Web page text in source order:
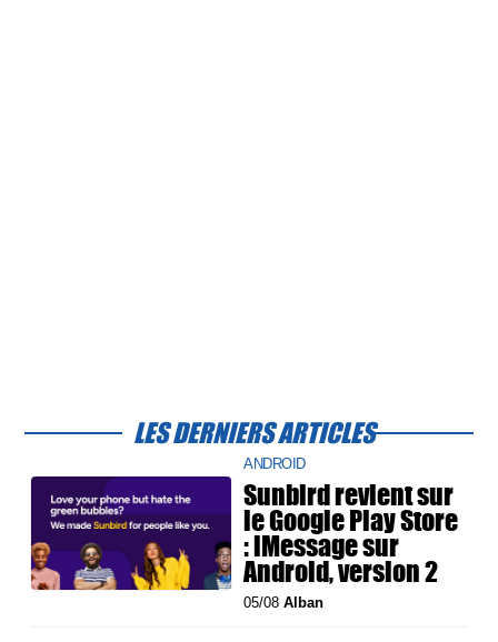
LES DERNIERS ARTICLES
ANDROID
Sunbird revient sur
le Google Play Store
: iMessage sur
Android, version 2
05/08Alban